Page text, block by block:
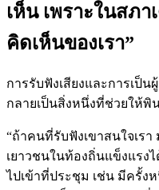
เห็น เพราะในสภ
คิดเห็นของเรา”
การรับฟังเสียงและการเป็
กลายเป็นสิ่งหนึ่งที่ช่วยให้พิ
“ถ้าคนที่รับฟังเขาสนใจเรา
เยาวชนในท้องถิ่นแข็งแรงไ
ไปเข้าที่ประชุม เช่น มีครั้ง